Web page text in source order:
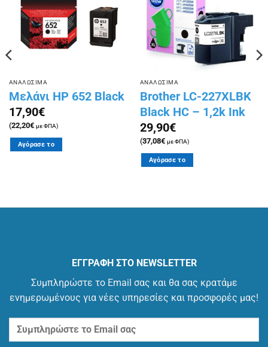
επιθυμιών
ΑΝΑΛΩΣΙΜΑ
Μελάνι HP 652 Black
17,90€
(22,20€ με ΦΠΑ)
Αγόρασε το
ΑΝΑΛΩΣΙΜΑ
Brother LC-227XLBK
Black HC – 1,2k Ink
29,90€
(37,08€ με ΦΠΑ)
Αγόρασε το
ΕΓΓΡΑΦΗ ΣΤΟ NEWSLETTER
Συμπληρώστε το Email σας και θα σας κρατάμε
ενημερωμένους για νέες υπηρεσίες και προσφορές μας!